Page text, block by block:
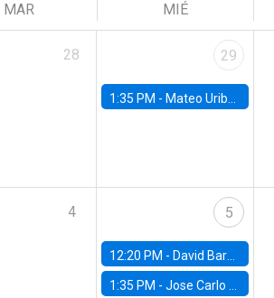
MAR MIÉ
28 29
1:35 PM - Mateo Uribe-Castro, Universidad de los Andes (Colombia)
4 5
12:20 PM - David Bardey, Universidad de los Andes - CEDE
1:35 PM -Jose Carlo Bermudez, UC (ME) & World Bank